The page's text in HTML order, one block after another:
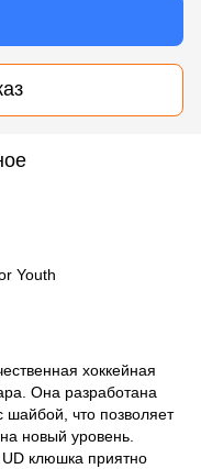
Youth
хоккейная
Она разработана
что позволяет
новый уровень.
UD клюшка приятно